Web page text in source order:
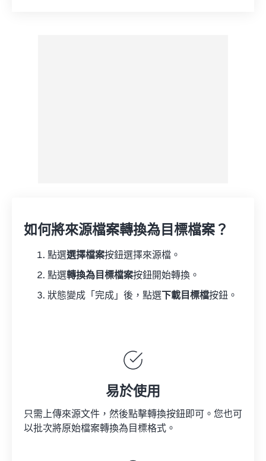
如何將來源檔案轉換為目標檔案？
點選選擇檔案按鈕選擇來源檔。
點選轉換為目標檔案按鈕開始轉換。
狀態變成「完成」後，點選 下載目標檔按鈕。
易於使用
只需上傳來源文件，然後點擊轉換按鈕即可。您也可
以批次將原始檔案轉換為目標格式。